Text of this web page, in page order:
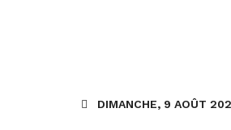
DIMANCHE, 9 AOÛT